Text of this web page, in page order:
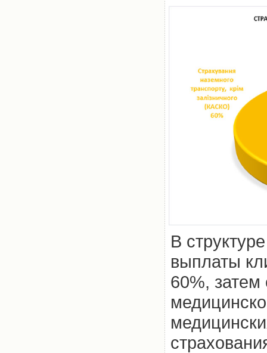
В
выплаты
60%,